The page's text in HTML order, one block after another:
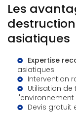
Les
asiatiques
Expertise
asiatiques
Intervention
Utilisation
l'environnement
Devis gratuit